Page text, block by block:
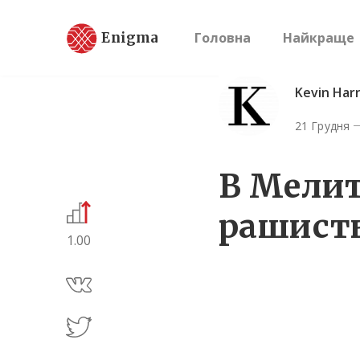
Enigma Головна Найкраще
1.00
Kevin
21 Грудня
В